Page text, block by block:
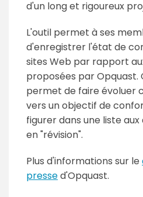
d'un long et rigoureux
L'outil permet à ses
d'enregistrer l'état de
sites Web par rapport
proposées par Opquast.
permet de faire évoluer
vers un objectif de
figurer dans une liste
en "révision".
Plus d'informations sur le
pressed'Opquast.